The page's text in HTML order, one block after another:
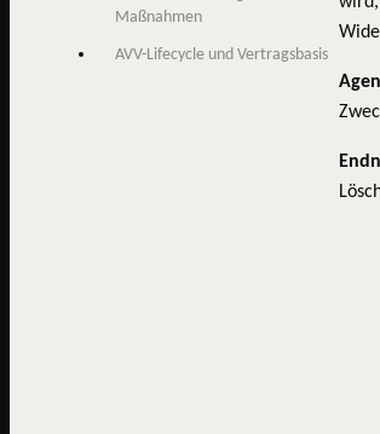
Maßnahmen
AVV-Lifecycle und Vertragsbasis